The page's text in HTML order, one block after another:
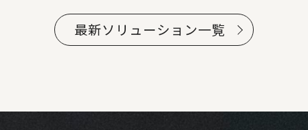
最新ソリューション一覧